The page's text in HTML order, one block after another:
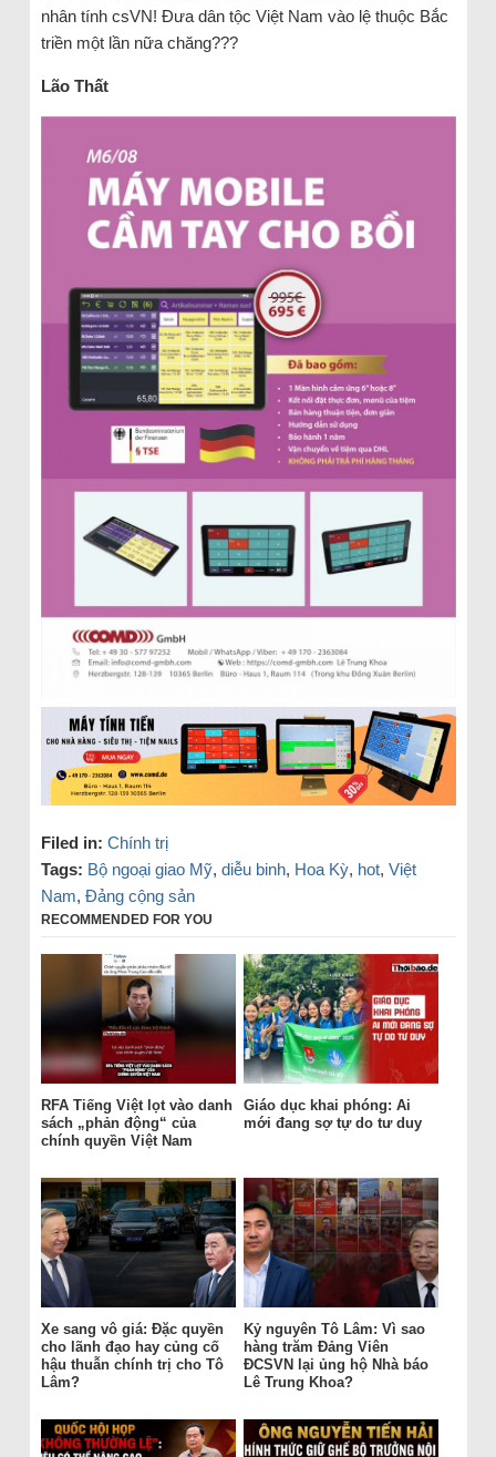
nhân tính csVN! Đưa dân tộc Việt Nam vào lệ thuộc Bắc
triền một lần nữa chăng???
Lão Thất
Filed in: Chính trị
Tags: Bộ ngoại giao Mỹ, diễu binh, Hoa Kỳ, hot, Việt
Nam, Đảng cộng sản
RECOMMENDED FOR YOU
RFA Tiếng Việt lọt vào danh
sách „phản động“ của
chính quyền Việt Nam
Giáo dục khai phóng: Ai
mới đang sợ tự do tư duy
Xe sang vô giá: Đặc quyền
cho lãnh đạo hay củng cố
hậu thuẫn chính trị cho Tô
Lâm?
Kỷ nguyên Tô Lâm: Vì sao
hàng trăm Đảng Viên
ĐCSVN lại ủng hộ Nhà báo
Lê Trung Khoa?